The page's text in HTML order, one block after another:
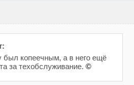
был копеечным, а в него ещё
за техобслуживание. ©